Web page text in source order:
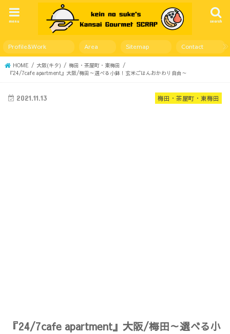
search
menu
Profile&Work Area Sitemap Contact
HOME 大阪(キタ)
梅田・茶屋町・東梅田
『24/7cafe apartment』大阪/梅田～選べる小鉢！玄米ごはんおかわり自由～
梅田・茶屋町・東梅田
2021.11.13
『24/7cafe apartment』大阪/梅田～選べる小